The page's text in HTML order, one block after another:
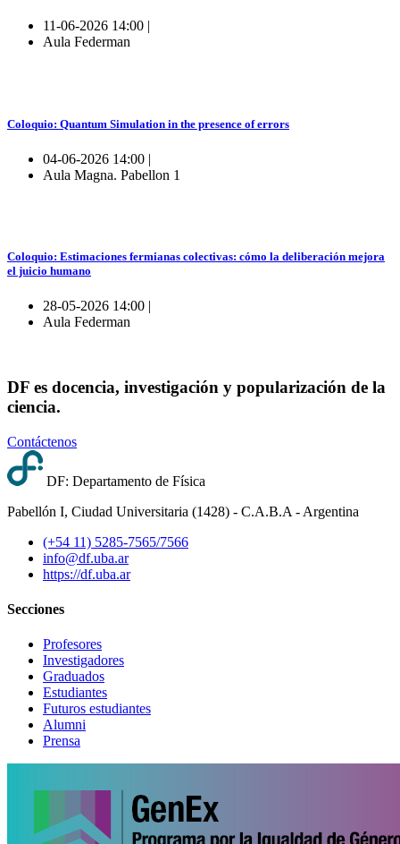
11-06-2026 14:00 |
Aula Federman
Coloquio: Quantum Simulation in the presence of errors
04-06-2026 14:00 |
Aula Magna. Pabellon 1
Coloquio: Estimaciones fermianas colectivas: cómo la deliberación mejora
el juicio humano
28-05-2026 14:00 |
Aula Federman
DF es docencia, investigación y popularización de la
ciencia.
Contáctenos
DF: Departamento de Física
Pabellón I, Ciudad Universitaria (1428) - C.A.B.A - Argentina
(+54 11) 5285-7565/7566
info@df.uba.ar
https://df.uba.ar
Secciones
Profesores
Investigadores
Graduados
Estudiantes
Futuros estudiantes
Alumni
Prensa